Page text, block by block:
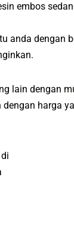
embos
anda dengan
lain dengan
harga